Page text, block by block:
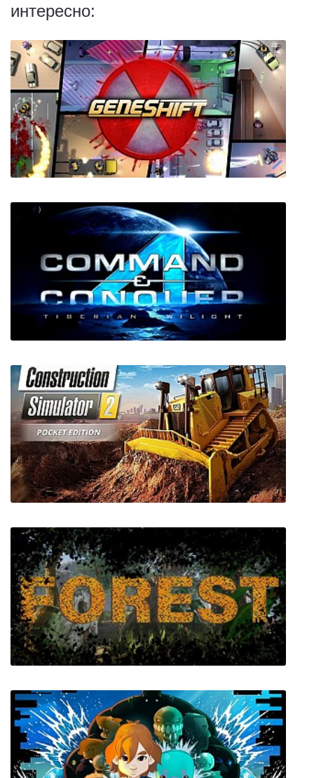
интересно:
Geneshift
Command & Conquer 4 Tiberian Twilight
Construction Simulator 2 US - Pocket Edition